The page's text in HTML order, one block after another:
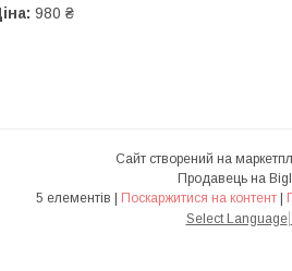
980 ₴
Сайт створений на
Продавець на
5 елементів | Поскаржитися на контент |
Select Language